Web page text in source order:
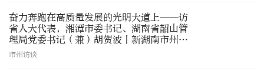
奋力奔跑在高质量发展的光明大道上——访
省人大代表，湘潭市委书记、湖南省韶山管
理局党委书记（兼）胡贺波丨新湖南市州访
谈
市州访谈